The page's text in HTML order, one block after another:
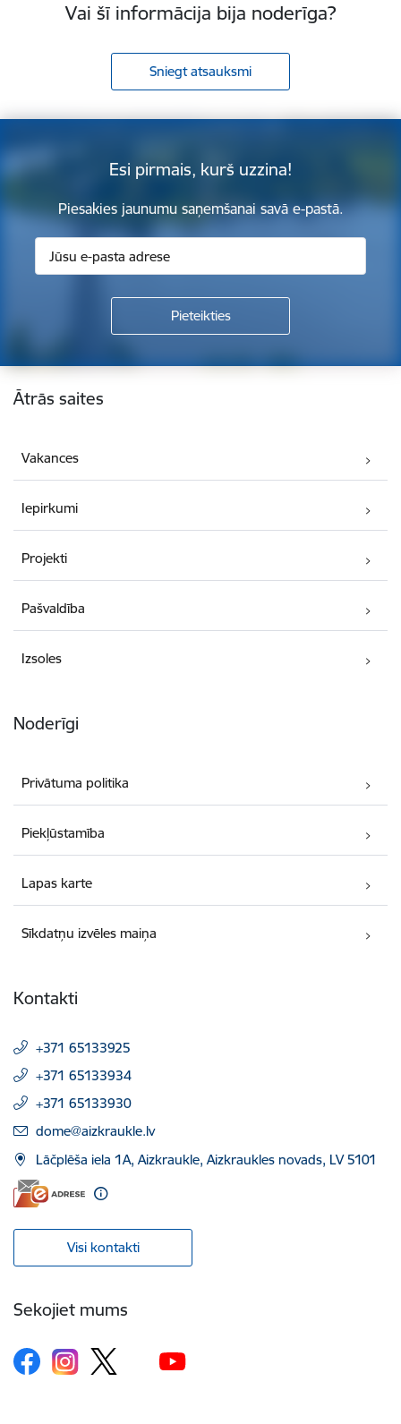
Vai šī informācija bija noderīga?
Sniegt atsauksmi
Esi pirmais, kurš uzzina!
Piesakies jaunumu saņemšanai savā e-pastā.
Kājene
Ātrās saites
Vakances
Iepirkumi
Projekti
Pašvaldība
Izsoles
Noderīgi
Privātuma politika
Piekļūstamība
Lapas karte
Sīkdatņu izvēles maiņa
Kontakti
+371 65133925
+371 65133934
+371 65133930
E-pasts:
dome@aizkraukle.lv
Lāčplēša iela 1A, Aizkraukle, Aizkraukles novads, LV 5101
Visi kontakti
Sekojiet mums